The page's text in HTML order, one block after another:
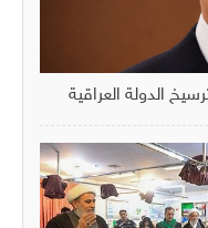
الدولة العراقية